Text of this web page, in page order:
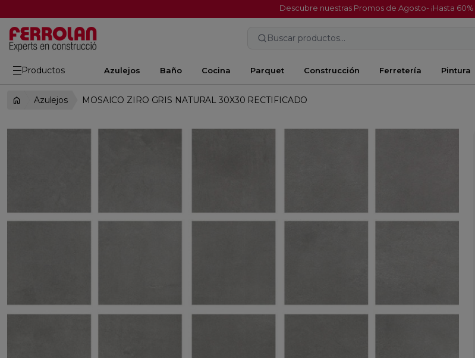
Descubre nuestras Promos de Agosto- ¡Hasta
Buscar productos...
Productos Azulejos Baño Cocina Parquet Construcción Ferretería Pintura
Azulejos MOSAICO ZIRO GRIS NATURAL 30X30 RECTIFICADO